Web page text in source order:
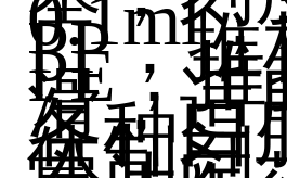
0.1ml
PP，推
PE，
滑，适
各种口
体制剂